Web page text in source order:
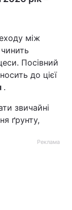
між
Посівний
до цієї
.
звичайні
ґрунту,
Реклама